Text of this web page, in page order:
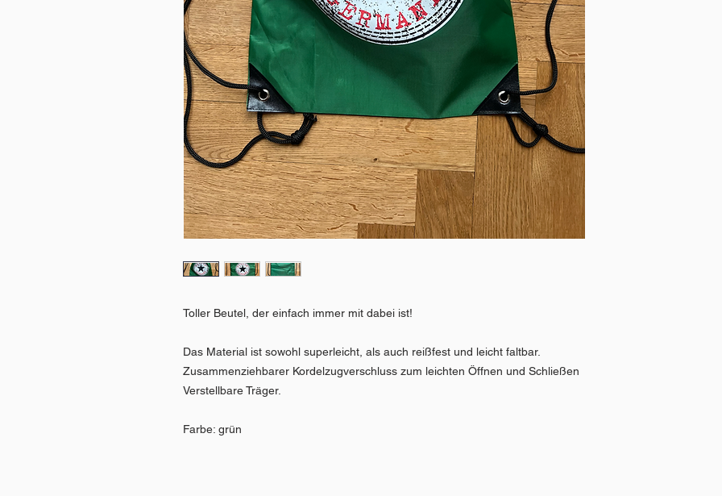
Toller Beutel, der einfach immer mit dabei ist!
Das Material ist sowohl superleicht, als auch reißfest und leicht faltbar.
Zusammenziehbarer Kordelzugverschluss zum leichten Öffnen und Schließen
Verstellbare Träger.
Farbe: grün